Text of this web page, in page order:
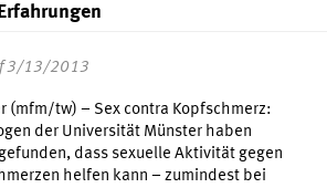
3/13/2013
(mfm/tw) – Sex contra Kopfschmerz:
der Universität Münster haben
dass sexuelle Aktivität gegen
helfen kann – zumindest bei